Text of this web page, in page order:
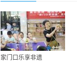
家门口乐享非遗